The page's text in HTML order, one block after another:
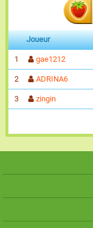
Joueur
1 gae1212
2 ADRINA6
3 zingin